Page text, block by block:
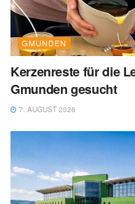
GMUNDEN
Kerzenreste für die
Gmunden gesucht
7. AUGUST 2026